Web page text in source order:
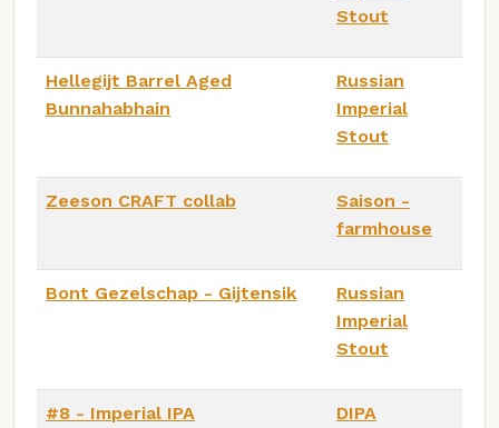
Stout
Hellegijt Barrel Aged
Bunnahabhain
Russian
Imperial
Stout
Zeeson CRAFT collab
Saison -
farmhouse
Bont Gezelschap - Gijtensik
Russian
Imperial
Stout
#8 - Imperial IPA DIPA